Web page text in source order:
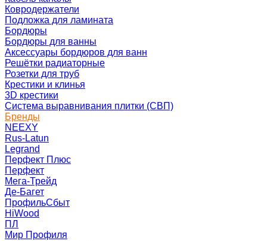
Ковродержатели
Подложка для ламината
Бордюры
Бордюры для ванны
Аксессуары бордюров для ванн
Решётки радиаторные
Розетки для труб
Крестики и клинья
3D крестики
Система выравнивания плитки (СВП)
Бренды
NEEXY
Rus-Latun
Legrand
Перфект Плюс
Перфект
Мега-Трейд
Де-Багет
ПрофильСбыт
HiWood
ПЛ
Мир Профиля